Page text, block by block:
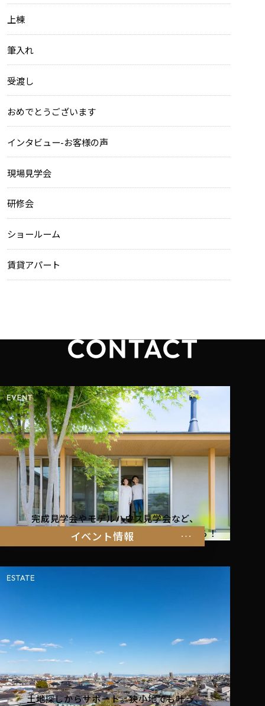
上棟
筆入れ
受渡し
おめでとうございます
インタビュー-お客様の声
現場見学会
研修会
ショールーム
賃貸アパート
イベント情報
完成見学会やモデルハウス見学会など、
暮らしを体感できるイベント情報はこちらから！
土地探しからサポート。狭小地でも叶う、